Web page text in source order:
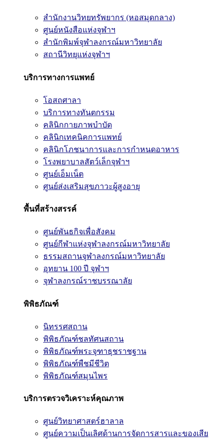
สำนักงานวิทยทรัพยากร (หอสมุดกลาง)
ศูนย์หนังสือแห่งจุฬาฯ
สำนักพิมพ์จุฬาลงกรณ์มหาวิทยาลัย
สถานีวิทยุแห่งจุฬาฯ
บริการทางการแพทย์
โอสถศาลา
บริการทางทันตกรรม
คลินิกกายภาพบำบัด
คลินิกเทคนิคการแพทย์
คลินิกโภชนาการและการกำหนดอาหาร
โรงพยาบาลสัตว์เล็กจุฬาฯ
ศูนย์เอ็มเน็ต
ศูนย์ส่งเสริมสุขภาวะผู้สูงอายุ
พื้นที่สร้างสรรค์
ศูนย์พันธกิจเพื่อสังคม
ศูนย์กีฬาแห่งจุฬาลงกรณ์มหาวิทยาลัย
ธรรมสถานจุฬาลงกรณ์มหาวิทยาลัย
อุทยาน 100 ปี จุฬาฯ
จุฬาลงกรณ์ราชบรรณาลัย
พิพิธภัณฑ์
นิทรรศสถาน
พิพิธภัณฑ์ชลทัศนสถาน
พิพิธภัณฑ์พระจุฑาธุชราชฐาน
พิพิธภัณฑ์พืชมีชีวิต
พิพิธภัณฑ์สมุนไพร
บริการตรวจวิเคราะห์คุณภาพ
ศูนย์วิทยาศาสตร์ฮาลาล
ศูนย์ความเป็นเลิศด้านการจัดการสารและของเสีย